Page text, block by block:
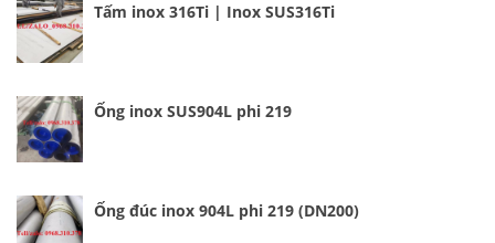
Tấm inox 316Ti | Inox SUS316Ti
Ống inox SUS904L phi 219
Ống đúc inox 904L phi 219 (DN200)